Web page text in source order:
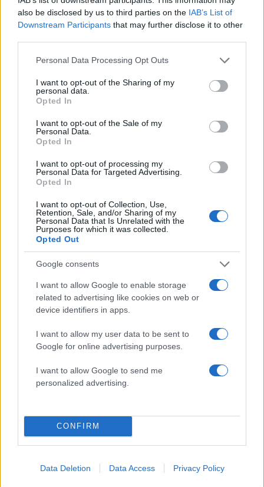
also be disclosed by us to third parties on the IAB’s List of
Downstream Participants that may further disclose it to other
Please note that this website/app uses one or more Google
not limited to your visit or usage behaviour. You may click to
grant or deny consent to Google and its third-party tags to
use your data for below specified purposes in below Google
consent section.
Personal Data Processing Opt Outs
I want to opt-out of the Sharing of my
personal data.
Opted In
I want to opt-out of the Sale of my
Personal Data.
Opted In
I want to opt-out of processing my
Personal Data for Targeted Advertising.
Opted In
I want to opt-out of Collection, Use,
Retention, Sale, and/or Sharing of my
Personal Data that Is Unrelated with the
Purposes for which it was collected.
Opted Out
Google consents
I want to allow Google to enable storage
related to advertising like cookies on web or
device identifiers in apps.
I want to allow my user data to be sent to
Google for online advertising purposes.
I want to allow Google to send me
personalized advertising.
CONFIRM
Data Deletion Data Access Privacy Policy
11:1922.05.24
«Επικίνδυνο» το χάπι της άμβλωσης λέει η
στη χρήση του
11:5821.03.24
άφησαν την κόρη τους να «λιώσει» στον
καναπέ – Σοκαρίστηκε ο ιατροδικαστής